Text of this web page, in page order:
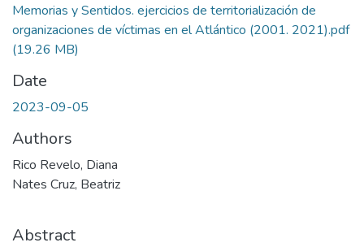
Memorias y Sentidos. ejercicios de territorialización de
organizaciones de víctimas en el Atlántico (2001. 2021).pdf
(19.26 MB)
Date
2023-09-05
Authors
Rico Revelo, Diana
Nates Cruz, Beatriz
Abstract